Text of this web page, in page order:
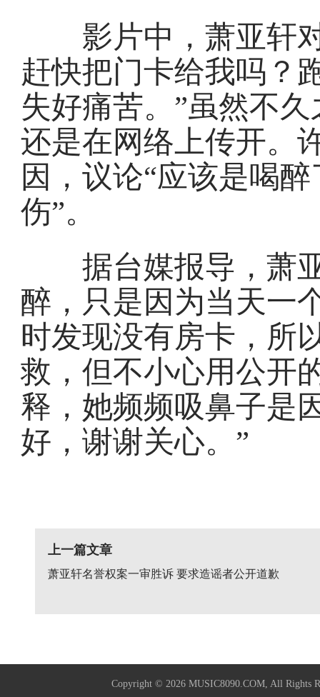
影片中，萧亚轩对
赶快把门卡给我吗？
失好痛苦。”虽然不
还是在网络上传开。
因，议论“应该是喝
伤”。
据台媒报导，萧亚
醉，只是因为当天一
时发现没有房卡，所
救，但不小心用公开
释，她频频吸鼻子是
好，谢谢关心。”
上一篇文章
萧亚轩名誉权案一审胜诉 要求造谣者公开道歉
Copyright © 2026 MUSIC8090.COM, All Rights